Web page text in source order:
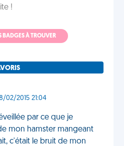
!
BADGES À TROUVER
02/2015 21:04
par ce que je
mon hamster mangeant
c'était le bruit de mon